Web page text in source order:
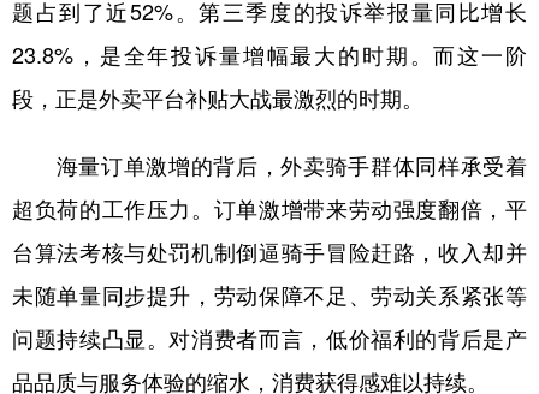
题占到了近52%。第三季度的投诉举报量同比增长
23.8%，是全年投诉量增幅最大的时期。而这一阶
段，正是外卖平台补贴大战最激烈的时期。
海量订单激增的背后，外卖骑手群体同样承受着
超负荷的工作压力。订单激增带来劳动强度翻倍，平
台算法考核与处罚机制倒逼骑手冒险赶路，收入却并
未随单量同步提升，劳动保障不足、劳动关系紧张等
问题持续凸显。对消费者而言，低价福利的背后是产
品品质与服务体验的缩水，消费获得感难以持续。